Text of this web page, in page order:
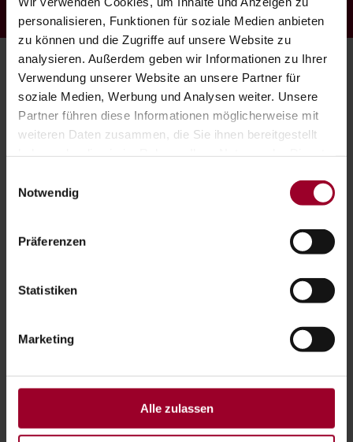
personalisieren, Funktionen für soziale Medien anbieten
zu können und die Zugriffe auf unsere Website zu
analysieren. Außerdem geben wir Informationen zu Ihrer
Verwendung unserer Website an unsere Partner für
soziale Medien, Werbung und Analysen weiter. Unsere
Partner führen diese Informationen möglicherweise mit
weiteren Daten zusammen, die Sie ihnen bereitgestellt
Impressum
Notwendig
Präferenzen
Statistiken
Marketing
Alle zulassen
Philip Rosenthal